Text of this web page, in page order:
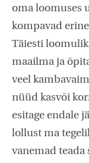
oma loomuses
kompavad
Täiesti
maailma ja
veel
nüüd kasvõi
esitage endale
lollust ma
vanemad